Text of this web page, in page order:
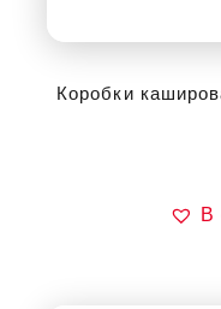
Коробки
В